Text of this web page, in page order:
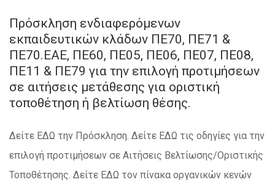
Πρόσκληση ενδιαφερόμενων
εκπαιδευτικών κλάδων ΠΕ70, ΠΕ71 &
ΠΕ70.ΕΑΕ, ΠΕ60, ΠΕ05, ΠΕ06, ΠΕ07, ΠΕ08,
ΠΕ11 & ΠΕ79 για την επιλογή προτιμήσεων
σε αιτήσεις μετάθεσης για οριστική
τοποθέτηση ή βελτίωση θέσης.
Δείτε ΕΔΩ την Πρόσκληση. Δείτε ΕΔΩ τις οδηγίες για την
επιλογή προτιμήσεων σε Αιτήσεις Βελτίωσης/Οριστικής
Τοποθέτησης. Δείτε ΕΔΩ τον πίνακα οργανικών κενών